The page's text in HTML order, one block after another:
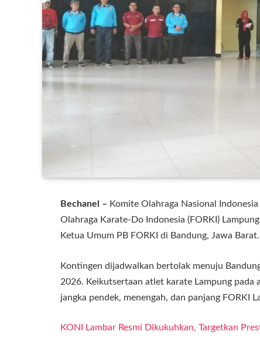
Bechanel – Komite Olahraga Nasional
Olahraga Karate-Do Indonesia (FORKI)
Ketua Umum PB FORKI di Bandung, Jawa Barat.
Kontingen dijadwalkan bertolak menuju
2026. Keikutsertaan atlet karate Lampung pada
jangka pendek, menengah, dan panjang FORKI
KONI Lambar Resmi Dikukuhkan, Targetkan